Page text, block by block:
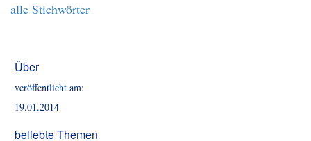
alle Stichwörter
Über
veröffentlicht am:
19.01.2014
beliebte Themen